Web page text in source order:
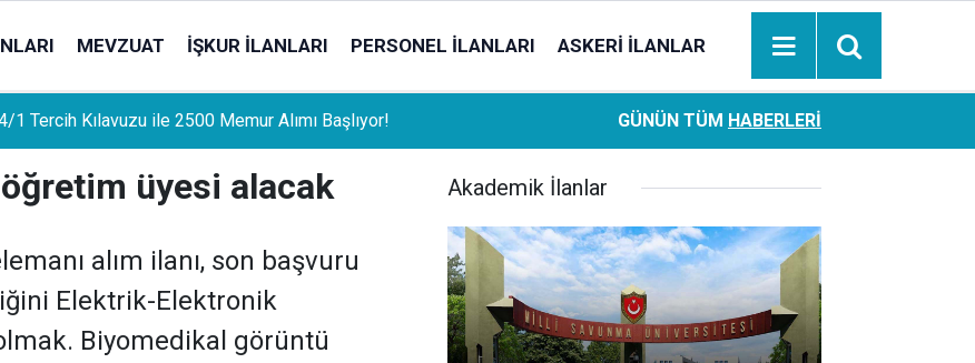
MEVZUAT İŞKUR İLANLARI PERSONEL İLANLARI ASKERI İLANLAR
Sahipleri İçin Önemli Gelişme: Stopaj Oranları Artıyor!
Ziraat Bankası başvuran emeklilere hemen ödeme
hesaplara geçiyor
GÜNÜN TÜM HABERLERI
üyesi alacak
alım ilanı, son başvuru
Elektrik-Elektronik
Biyomedikal görüntü
Akademik İlanlar